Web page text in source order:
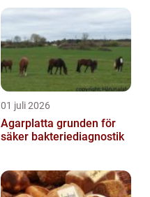
01 juli 2026
Agarplatta grunden för
säker bakteriediagnostik